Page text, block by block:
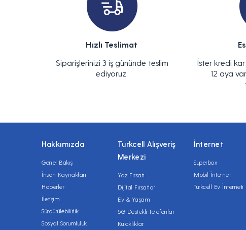
Hızlı Teslimat
Siparişlerinizi 3 iş gününde teslim
ediyoruz.
İster kredi
12 aya
Hakkımızda
Genel Bakış
İnsan Kaynakları
Haberler
İletişim
Sürdürülebilirlik
Sosyal Sorumluluk
Turkcell Alışveriş
Merkezi
Yaz Fırsatı
Dijital Fırsatlar
Ev & Yaşam
5G Destekli Telefonlar
Kulaklıklar
İnternet
Superbox
Mobil İnternet
Turkcell Ev İnterneti